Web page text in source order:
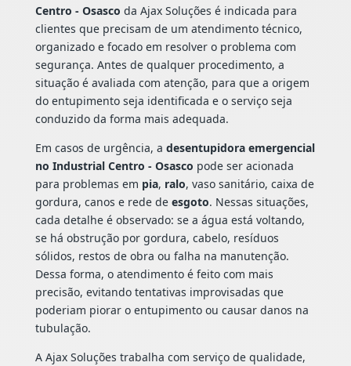
Centro - Osasco da Ajax Soluções é indicada para
clientes que precisam de um atendimento técnico,
organizado e focado em resolver o problema com
segurança. Antes de qualquer procedimento, a
situação é avaliada com atenção, para que a origem
do entupimento seja identificada e o serviço seja
conduzido da forma mais adequada.
Em casos de urgência, a desentupidora emergencial
no Industrial Centro - Osasco pode ser acionada
para problemas em pia, ralo, vaso sanitário, caixa de
gordura, canos e rede de esgoto. Nessas situações,
cada detalhe é observado: se a água está voltando,
se há obstrução por gordura, cabelo, resíduos
sólidos, restos de obra ou falha na manutenção.
Dessa forma, o atendimento é feito com mais
precisão, evitando tentativas improvisadas que
poderiam piorar o entupimento ou causar danos na
tubulação.
A Ajax Soluções trabalha com serviço de qualidade,